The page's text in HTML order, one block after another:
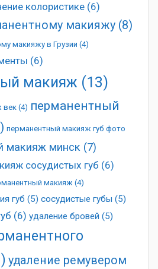
колористике (6)
макияжу (8)
макияжу в Грузии (4)
(6)
макияж (13)
век (4) перманентный
перманентный макияж губ фото
макияж минск (7)
сосудистых губ (6)
макияж (4)
губ (5) сосудистые губы (5)
(6) удаление бровей (5)
удаление ремувером